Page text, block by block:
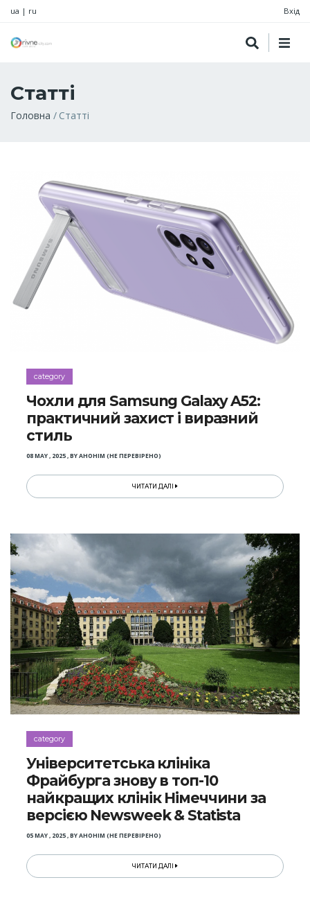
ua | ru Вхід
Статті
Рядок
Головна Статті
category
Чохли для Samsung Galaxy A52:
практичний захист і виразний
стиль
08 MAY , 2025,BYАНОНІМ (НЕ ПЕРЕВІРЕНО)
ЧИТАТИ ДАЛІ
category
Університетська клініка
Фрайбурга знову в топ-10
найкращих клінік Німеччини за
версією Newsweek & Statista
05 MAY , 2025,BYАНОНІМ (НЕ ПЕРЕВІРЕНО)
ЧИТАТИ ДАЛІ